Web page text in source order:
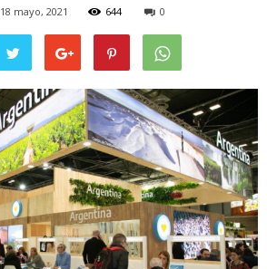
18 mayo, 2021 644 0